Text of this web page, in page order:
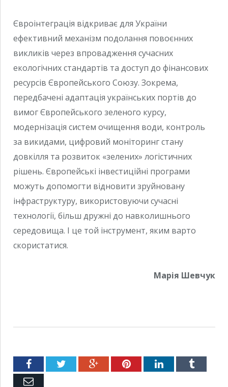
Євроінтеграція відкриває для України
ефективний механізм подолання повоєнних
викликів через впровадження сучасних
екологічних стандартів та доступ до фінансових
ресурсів Європейського Союзу. Зокрема,
передбачені адаптація українських портів до
вимог Європейського зеленого курсу,
модернізація систем очищення води, контроль
за викидами, цифровий моніторинг стану
довкілля та розвиток «зелених» логістичних
рішень. Європейські інвестиційні програми
можуть допомогти відновити зруйновану
інфраструктуру, використовуючи сучасні
технології, більш дружні до навколишнього
середовища. І це той інструмент, яким варто
скористатися.
Марія Шевчук
FacebookTwitter Google+PinterestLinkedInTumblr
Емейл